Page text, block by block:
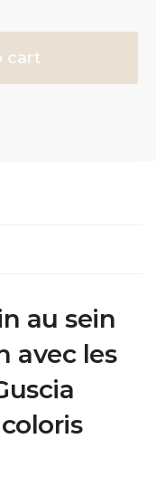
cart
au sein
avec les